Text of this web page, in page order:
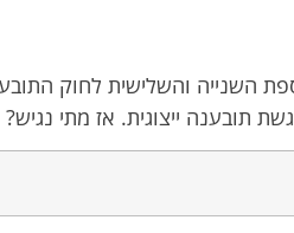
והשלישית לחוק
תובענה ייצוגית. אז מתי נגיש?